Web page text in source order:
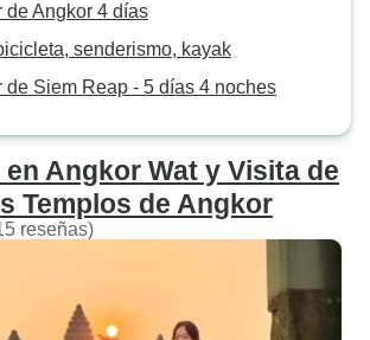
de Angkor 4 días
senderismo, kayak
de Siem Reap - 5 días 4 noches
Angkor Wat y Visita de
Templos de Angkor
reseñas)